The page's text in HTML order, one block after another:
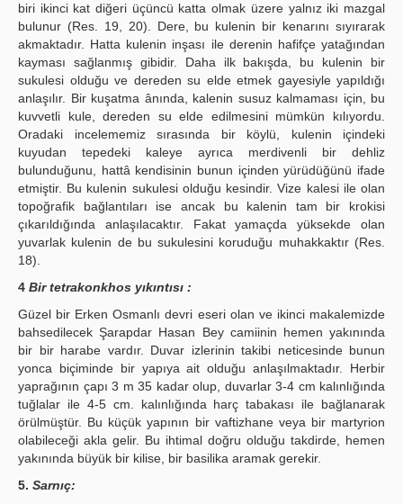
biri ikinci kat diğeri üçüncü katta olmak üzere yalnız iki mazgal
bulunur (Res. 19, 20). Dere, bu kulenin bir kenarını sıyırarak
akmaktadır. Hatta kulenin inşası ile derenin hafifçe yatağından
kayması sağlanmış gibidir. Daha ilk bakışda, bu kulenin bir
sukulesi olduğu ve dereden su elde etmek gayesiyle yapıldığı
anlaşılır. Bir kuşatma ânında, kalenin susuz kalmaması için, bu
kuvvetli kule, dereden su elde edilmesini mümkün kılıyordu.
Oradaki incelememiz sırasında bir köylü, kulenin içindeki
kuyudan tepedeki kaleye ayrıca merdivenli bir dehliz
bulunduğunu, hattâ kendisinin bunun içinden yürüdüğünü ifade
etmiştir. Bu kulenin sukulesi olduğu kesindir. Vize kalesi ile olan
topoğrafik bağlantıları ise ancak bu kalenin tam bir krokisi
çıkarıldığında anlaşılacaktır. Fakat yamaçda yüksekde olan
yuvarlak kulenin de bu sukulesini koruduğu muhakkaktır (Res.
18).
4 Bir tetrakonkhos yıkıntısı :
Güzel bir Erken Osmanlı devri eseri olan ve ikinci makalemizde
bahsedilecek Şarapdar Hasan Bey camiinin hemen yakınında
bir bir harabe vardır. Duvar izlerinin takibi neticesinde bunun
yonca biçiminde bir yapıya ait olduğu anlaşılmaktadır. Herbir
yaprağının çapı 3 m 35 kadar olup, duvarlar 3-4 cm kalınlığında
tuğlalar ile 4-5 cm. kalınlığında harç tabakası ile bağlanarak
örülmüştür. Bu küçük yapının bir vaftizhane veya bir martyrion
olabileceği akla gelir. Bu ihtimal doğru olduğu takdirde, hemen
yakınında büyük bir kilise, bir basilika aramak gerekir.
5. Sarnıç: